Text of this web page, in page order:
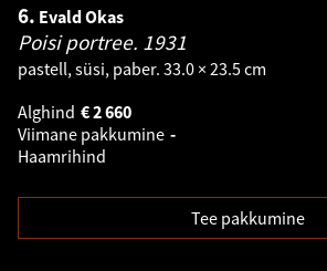
6. Evald Okas
Poisi portree. 1931
pastell, süsi, paber. 33.0 × 23.5 cm
Alghind
2 660
€
Viimane pakkumine -
Haamrihind
Tee pakkumine